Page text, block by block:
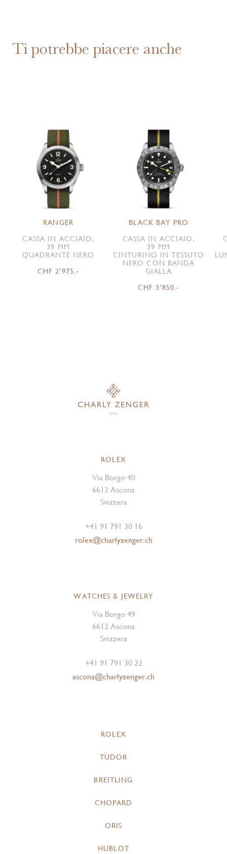
Ti potrebbe piacere anche
RANGER
CASSA IN ACCIAIO,
39 MM
QUADRANTE NERO
CHF 2'975.-
BLACK BAY PRO
CASSA IN ACCIAIO,
39 MM
CINTURINO IN TESSUTO
NERO CON BANDA
GIALLA
CHF 3'850.-
ROLEX
Via Borgo 40
6612 Ascona
Svizzera
+41 91 791 30 16
rolex@charlyzenger.ch
WATCHES & JEWELRY
Via Borgo 49
6612 Ascona
Svizzera
+41 91 791 30 22
ascona@charlyzenger.ch
ROLEX
TUDOR
BREITLING
CHOPARD
ORIS
HUBLOT